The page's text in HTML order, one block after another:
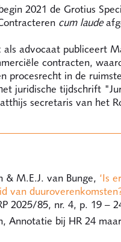
2021 de Grotius
cum laude
als advocaat publiceert
contracten,
procesrecht in de
juridische tijdschrift
secretaris van het
& M.E.J. van Bunge, ‘Is
van
2025/85, nr. 4, p. 19 –
Annotatie bij HR 24